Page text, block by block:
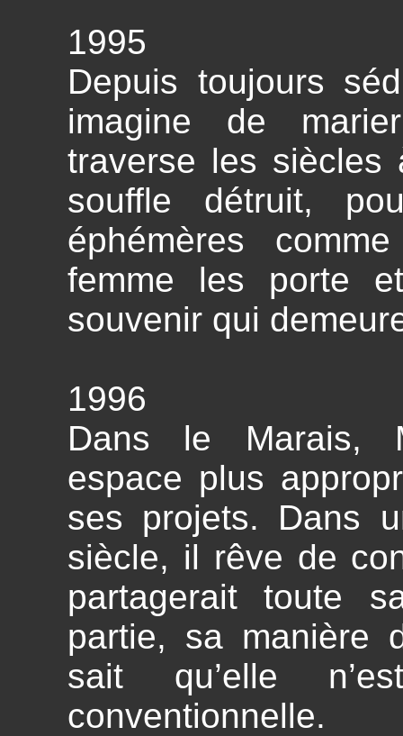
1995
Depuis toujours
imagine de
traverse les siècles
souffle détruit,
éphémères
femme les porte
souvenir qui
1996
Dans le Marais,
espace plus
ses projets. Dans
siècle, il rêve de
partagerait toute
partie, sa manière
sait qu’elle
conventionnelle.